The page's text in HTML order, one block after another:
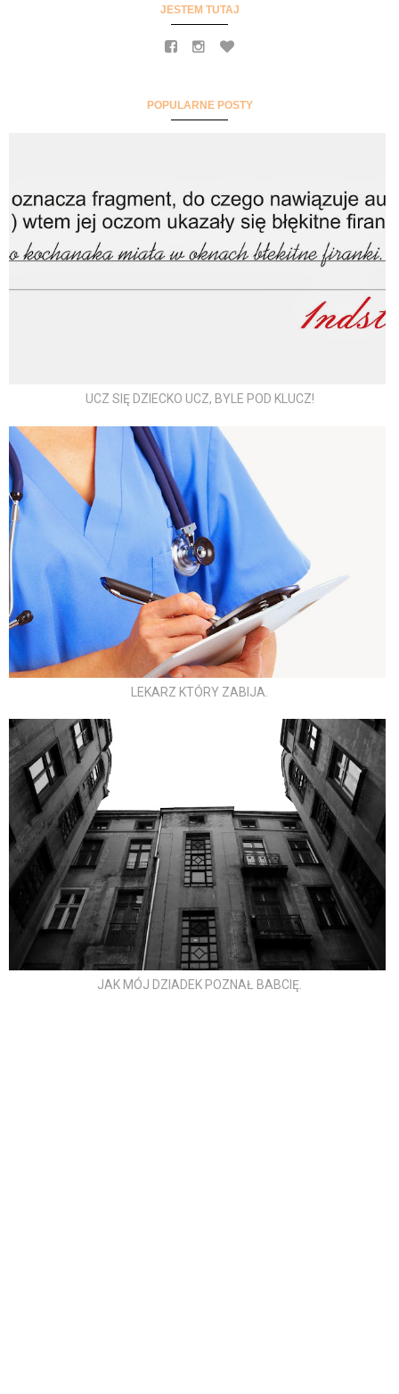
JESTEM TUTAJ
POPULARNE POSTY
UCZ SIĘ DZIECKO UCZ, BYLE POD KLUCZ!
LEKARZ KTÓRY ZABIJA.
JAK MÓJ DZIADEK POZNAŁ BABCIĘ.